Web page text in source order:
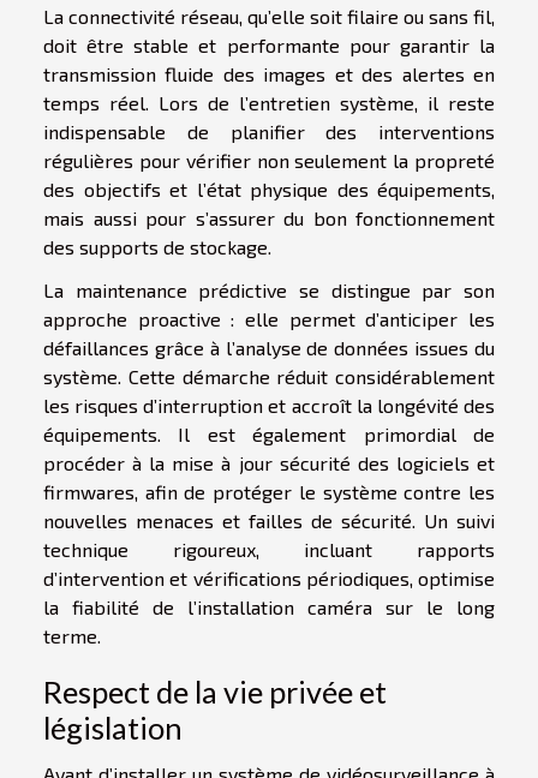
La connectivité réseau, qu’elle soit filaire ou sans fil,
doit être stable et performante pour garantir la
transmission fluide des images et des alertes en
temps réel. Lors de l’entretien système, il reste
indispensable de planifier des interventions
régulières pour vérifier non seulement la propreté
des objectifs et l’état physique des équipements,
mais aussi pour s’assurer du bon fonctionnement
des supports de stockage.
La maintenance prédictive se distingue par son
approche proactive : elle permet d’anticiper les
défaillances grâce à l’analyse de données issues du
système. Cette démarche réduit considérablement
les risques d’interruption et accroît la longévité des
équipements. Il est également primordial de
procéder à la mise à jour sécurité des logiciels et
firmwares, afin de protéger le système contre les
nouvelles menaces et failles de sécurité. Un suivi
technique rigoureux, incluant rapports
d’intervention et vérifications périodiques, optimise
la fiabilité de l’installation caméra sur le long
terme.
Respect de la vie privée et
législation